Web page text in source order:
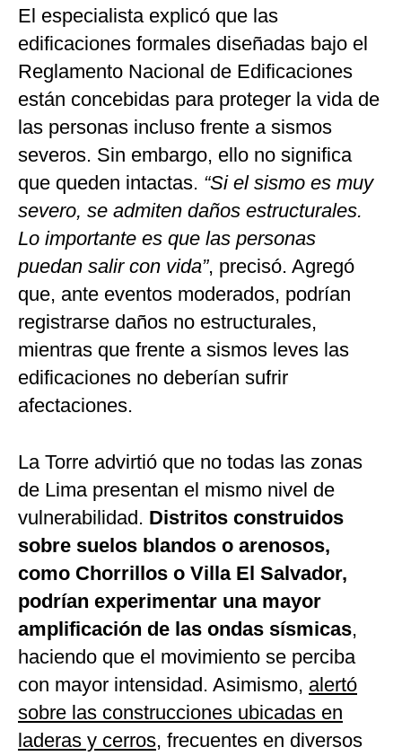
El especialista explicó que las
edificaciones formales diseñadas bajo el
Reglamento Nacional de Edificaciones
están concebidas para proteger la vida de
las personas incluso frente a sismos
severos. Sin embargo, ello no significa
que queden intactas. “Si el sismo es muy
severo, se admiten daños estructurales.
Lo importante es que las personas
puedan salir con vida”, precisó. Agregó
que, ante eventos moderados, podrían
registrarse daños no estructurales,
mientras que frente a sismos leves las
edificaciones no deberían sufrir
afectaciones.
La Torre advirtió que no todas las zonas
de Lima presentan el mismo nivel de
vulnerabilidad. Distritos construidos
sobre suelos blandos o arenosos,
como Chorrillos o Villa El Salvador,
podrían experimentar una mayor
amplificación de las ondas sísmicas,
haciendo que el movimiento se perciba
con mayor intensidad. Asimismo, alertó
sobre las construcciones ubicadas en
laderas y cerros, frecuentes en diversos